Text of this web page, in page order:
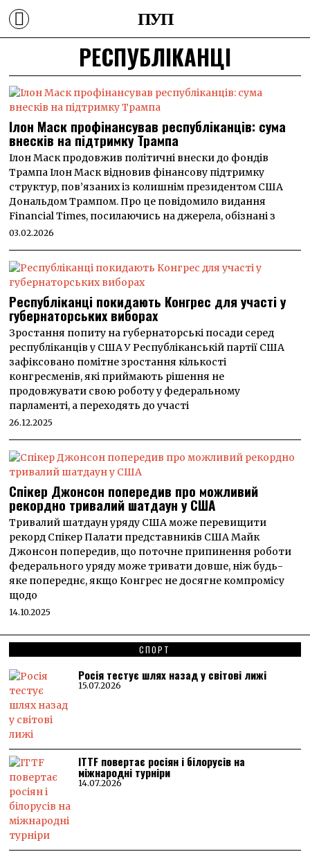
ПУП
РЕСПУБЛІКАНЦІ
Ілон Маск профінансував республіканців: сума
внесків на підтримку Трампа
Ілон Маск продовжив політичні внески до фондів
Трампа Ілон Маск відновив фінансову підтримку
структур, пов’язаних із колишнім президентом США
Дональдом Трампом. Про це повідомило видання
Financial Times, посилаючись на джерела, обізнані з
03.02.2026
Республіканці покидають Конгрес для участі у
губернаторських виборах
Зростання попиту на губернаторські посади серед
республіканців у США У Республіканській партії США
зафіксовано помітне зростання кількості
конгресменів, які приймають рішення не
продовжувати свою роботу у федеральному
парламенті, а переходять до участі
26.12.2025
Спікер Джонсон попередив про можливий
рекордно тривалий шатдаун у США
Тривалий шатдаун уряду США може перевищити
рекорд Спікер Палати представників США Майк
Джонсон попередив, що поточне припинення роботи
федерального уряду може тривати довше, ніж будь-
яке попереднє, якщо Конгрес не досягне компромісу
щодо
14.10.2025
СПОРТ
Росія тестує шлях назад у світові лижі
15.07.2026
ITTF повертає росіян і білорусів на
міжнародні турніри
14.07.2026